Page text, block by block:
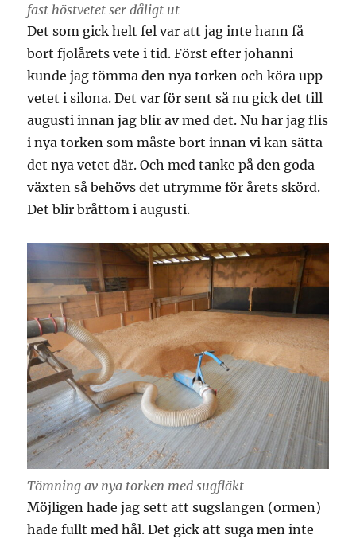
fast höstvetet ser dåligt ut
Det som gick helt fel var att jag inte hann få
bort fjolårets vete i tid. Först efter johanni
kunde jag tömma den nya torken och köra upp
vetet i silona. Det var för sent så nu gick det till
augusti innan jag blir av med det. Nu har jag flis
i nya torken som måste bort innan vi kan sätta
det nya vetet där. Och med tanke på den goda
växten så behövs det utrymme för årets skörd.
Det blir bråttom i augusti.
Tömning av nya torken med sugfläkt
Möjligen hade jag sett att sugslangen (ormen)
hade fullt med hål. Det gick att suga men inte